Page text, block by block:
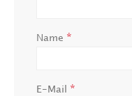
Name *
E-Mail *